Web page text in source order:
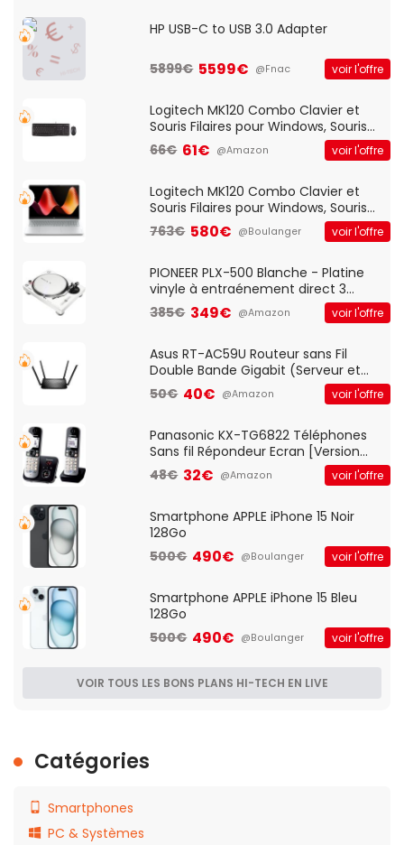
HP USB-C to USB 3.0 Adapter
5899€ 5599€ @Fnac voir l'offre
Logitech MK120 Combo Clavier et
Souris Filaires pour Windows, Souris
Optique Filaire, Connexion USB Plug
And Play, Confortable, Taille
QWERTY UK - Noir
66€ 61€ @Amazon voir l'offre
Logitech MK120 Combo Clavier et
Souris Filaires pour Windows, Souris
Optique Filaire, Connexion USB Plug
And Play, Confortable, Taille
QWERTY UK - Noir
763€ 580€ @Boulanger voir l'offre
PIONEER PLX-500 Blanche - Platine
vinyle à entraénement direct 3
vitesses (33-45-78 trs/min) avec
pre-ampli intégré et port USB
385€ 349€ @Amazon voir l'offre
Asus RT-AC59U Routeur sans Fil
Double Bande Gigabit (Serveur et
Client VPN, Triple Vlan, Mode Point
d'accès et Bridge, contrôle Parental,
50€ 40€ @Amazon voir l'offre
Panasonic KX-TG6822 Téléphones
Sans fil Répondeur Ecran [Version
Française]
48€ 32€ @Amazon voir l'offre
Smartphone APPLE iPhone 15 Noir
128Go
500€ 490€ @Boulanger voir l'offre
Smartphone APPLE iPhone 15 Bleu
128Go
500€ 490€ @Boulanger voir l'offre
VOIR TOUS LES BONS PLANS HI-TECH EN LIVE
Catégories
Smartphones
PC & Systèmes